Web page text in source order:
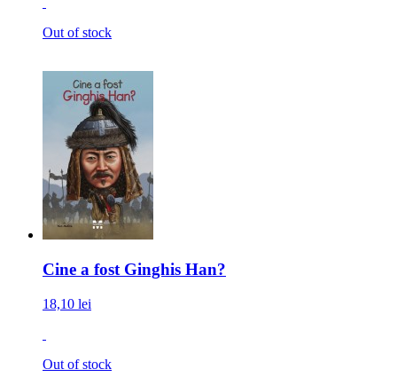
Out of stock
Cine a fost Ginghis Han?
18,10 lei
Out of stock